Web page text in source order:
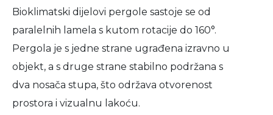
Bioklimatski dijelovi pergole sastoje se od
paralelnih lamela s kutom rotacije do 160°.
Pergola je s jedne strane ugrađena izravno u
objekt, a s druge strane stabilno podržana s
dva nosača stupa, što održava otvorenost
prostora i vizualnu lakoću.